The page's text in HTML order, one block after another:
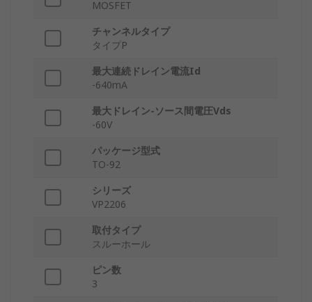
MOSFET
チャンネルタイプ
タイプP
最大連続ドレイン電流Id
-640mA
最大ドレイン-ソース間電圧Vds
-60V
パッケージ型式
TO-92
シリーズ
VP2206
取付タイプ
スルーホール
ピン数
3